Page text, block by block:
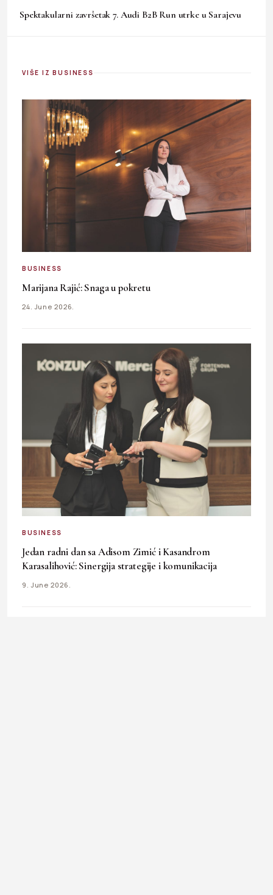
Spektakularni završetak 7. Audi B2B Run utrke u Sarajevu
VIŠE IZ BUSINESS
BUSINESS
Marijana Rajić: Snaga u pokretu
24. June 2026.
BUSINESS
Jedan radni dan sa Adisom Zimić i Kasandrom
Karasalihović: Sinergija strategije i komunikacija
9. June 2026.